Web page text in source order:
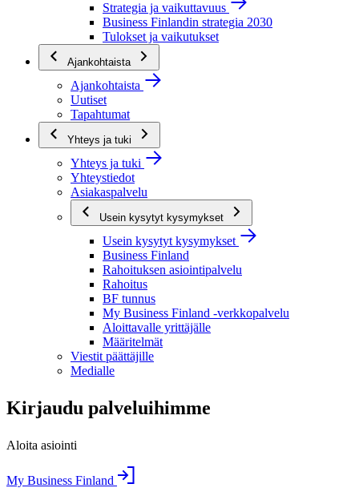
Strategia ja vaikuttavuus
Business Finlandin strategia 2030
Tulokset ja vaikutukset
Ajankohtaista
Ajankohtaista
Uutiset
Tapahtumat
Yhteys ja tuki
Yhteys ja tuki
Yhteystiedot
Asiakaspalvelu
Usein kysytyt kysymykset
Usein kysytyt kysymykset
Business Finland
Rahoituksen asiointipalvelu
Rahoitus
BF tunnus
My Business Finland -verkkopalvelu
Aloittavalle yrittäjälle
Määritelmät
Viestit päättäjille
Medialle
Kirjaudu palveluihimme
Aloita asiointi
My Business Finland